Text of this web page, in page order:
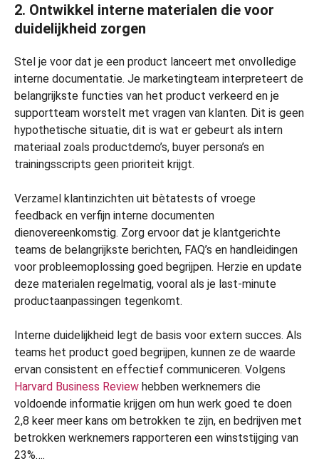
2. Ontwikkel interne materialen die voor
duidelijkheid zorgen
Stel je voor dat je een product lanceert met onvolledige
interne documentatie. Je marketingteam interpreteert de
belangrijkste functies van het product verkeerd en je
supportteam worstelt met vragen van klanten. Dit is geen
hypothetische situatie, dit is wat er gebeurt als intern
materiaal zoals productdemo’s, buyer persona’s en
trainingsscripts geen prioriteit krijgt.
Verzamel klantinzichten uit bètatests of vroege
feedback en verfijn interne documenten
dienovereenkomstig. Zorg ervoor dat je klantgerichte
teams de belangrijkste berichten, FAQ’s en handleidingen
voor probleemoplossing goed begrijpen. Herzie en update
deze materialen regelmatig, vooral als je last-minute
productaanpassingen tegenkomt.
Interne duidelijkheid legt de basis voor extern succes. Als
teams het product goed begrijpen, kunnen ze de waarde
ervan consistent en effectief communiceren. Volgens
Harvard Business Review hebben werknemers die
voldoende informatie krijgen om hun werk goed te doen
2,8 keer meer kans om betrokken te zijn, en bedrijven met
betrokken werknemers rapporteren een winststijging van
23%….